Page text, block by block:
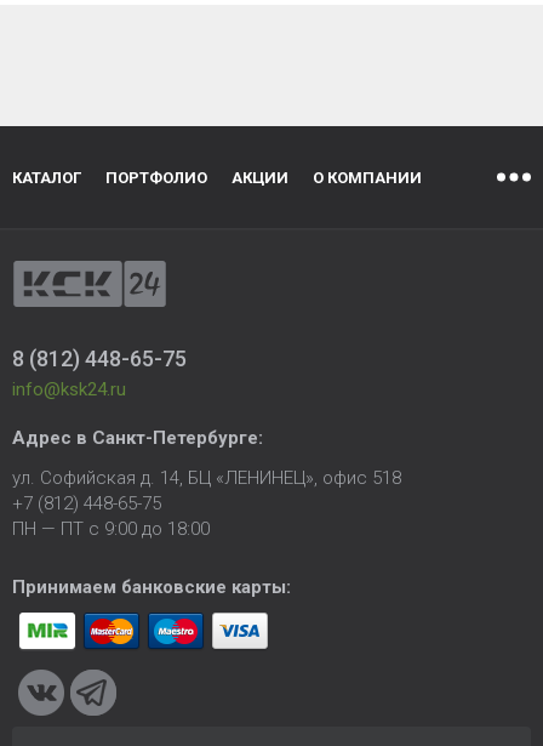
КАТАЛОГ ПОРТФОЛИО АКЦИИ О КОМПАНИИ
8 (812) 448-65-75
info@ksk24.ru
Адрес в Санкт-Петербурге:
ул. Софийская д. 14, БЦ «ЛЕНИНЕЦ», офис 518
+7 (812) 448-65-75
ПН — ПТ с 9:00 до 18:00
Принимаем банковские карты: